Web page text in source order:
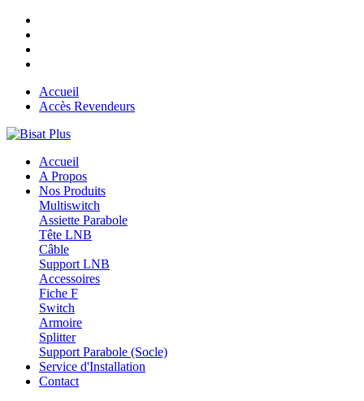
Accueil
Accès Revendeurs
Accueil
A Propos
Nos Produits
Multiswitch
Assiette Parabole
Tête LNB
Câble
Support LNB
Accessoires
Fiche F
Switch
Armoire
Splitter
Support Parabole (Socle)
Service d'Installation
Contact